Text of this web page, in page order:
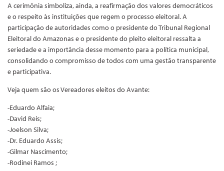
A cerimônia simboliza, ainda, a reafirmação dos valores democráticos
e o respeito às instituições que regem o processo eleitoral. A
participação de autoridades como o presidente do Tribunal Regional
Eleitoral do Amazonas e o presidente do pleito eleitoral ressalta a
seriedade e a importância desse momento para a política municipal,
consolidando o compromisso de todos com uma gestão transparente
e participativa.
Veja quem são os Vereadores eleitos do Avante:
-Eduardo Alfaia;
-David Reis;
-Joelson Silva;
-Dr. Eduardo Assis;
-Gilmar Nascimento;
-Rodinei Ramos ;